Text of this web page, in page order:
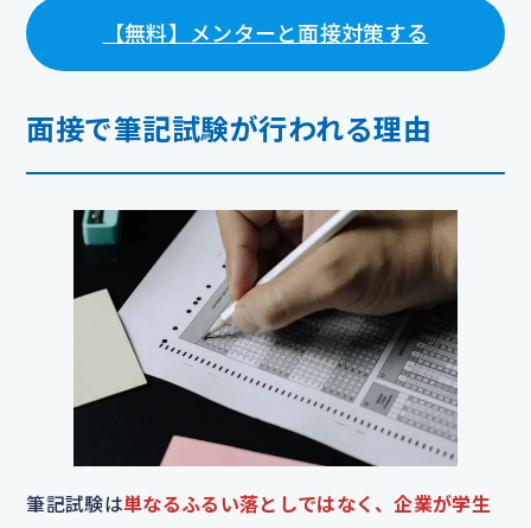
【無料】メンターと面接対策する
面接で筆記試験が行われる理由
筆記試験は単なるふるい落としではなく、企業が学生